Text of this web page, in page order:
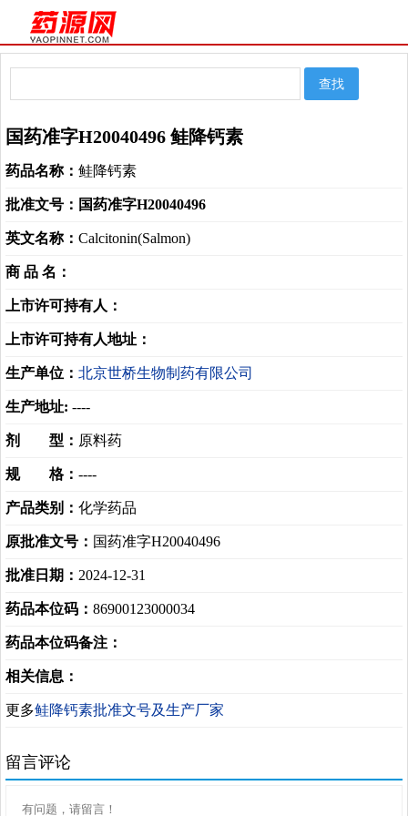
国药准字H20040496 鲑降钙素
药品名称： 鲑降钙素
批准文号： 国药准字H20040496
英文名称： Calcitonin(Salmon)
商 品 名：
上市许可持有人：
上市许可持有人地址：
生产单位： 北京世桥生物制药有限公司
生产地址: ----
剂 型： 原料药
规 格： ----
产品类别： 化学药品
原批准文号： 国药准字H20040496
批准日期： 2024-12-31
药品本位码： 86900123000034
药品本位码备注：
相关信息：
更多鲑降钙素批准文号及生产厂家
留言评论